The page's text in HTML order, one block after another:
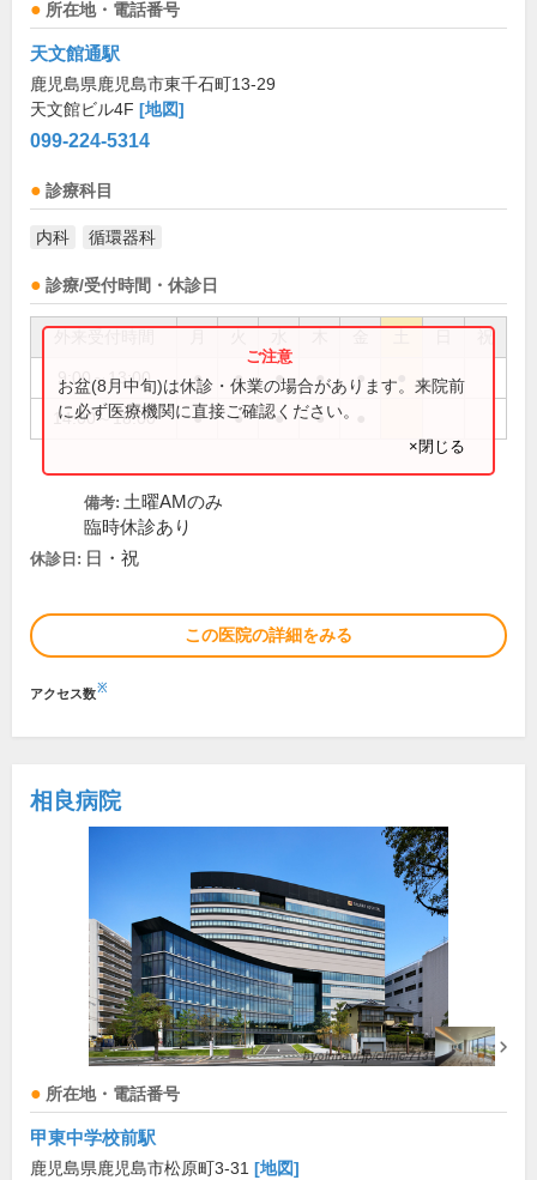
所在地・電話番号
天文館通駅
鹿児島県鹿児島市東千石町13-29
天文館ビル4F [地図]
099-224-5314
診療科目
内科 循環器科
診療/受付時間・休診日
祝
9:00～13:00 ● ● ● ● ●
14:00～18:00 ● ● ● ●
お盆(8月中旬)は休診・休業の場合があります。来院前
に必ず医療機関に直接ご確認ください。
×閉じる
備考: 土曜AMのみ
臨時休診あり
休診日: 日・祝
この医院の詳細をみる
アクセス数※
相良病院
所在地・電話番号
甲東中学校前駅
鹿児島県鹿児島市松原町3-31 [地図]